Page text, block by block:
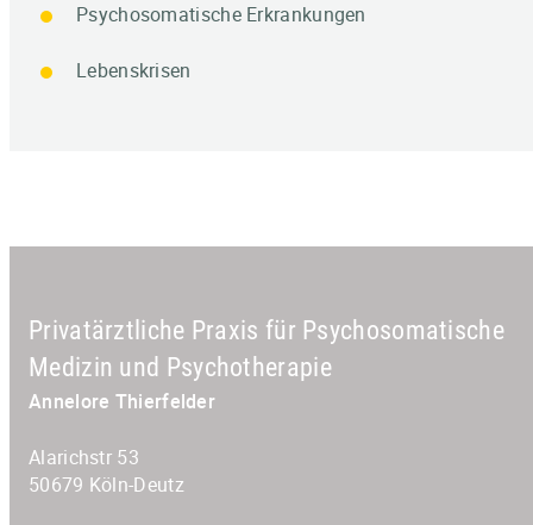
Psychosomatische Erkrankungen
Lebenskrisen
Privatärztliche Praxis für Psychosomatische
Medizin und Psychotherapie
Annelore Thierfelder
Alarichstr 53
50679 Köln-Deutz